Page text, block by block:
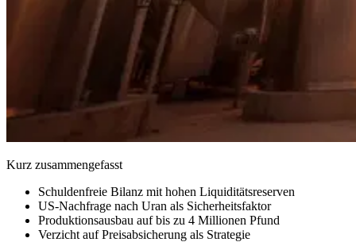
Kurz zusammengefasst
Schuldenfreie Bilanz mit hohen Liquiditätsreserven
US-Nachfrage nach Uran als Sicherheitsfaktor
Produktionsausbau auf bis zu 4 Millionen Pfund
Verzicht auf Preisabsicherung als Strategie